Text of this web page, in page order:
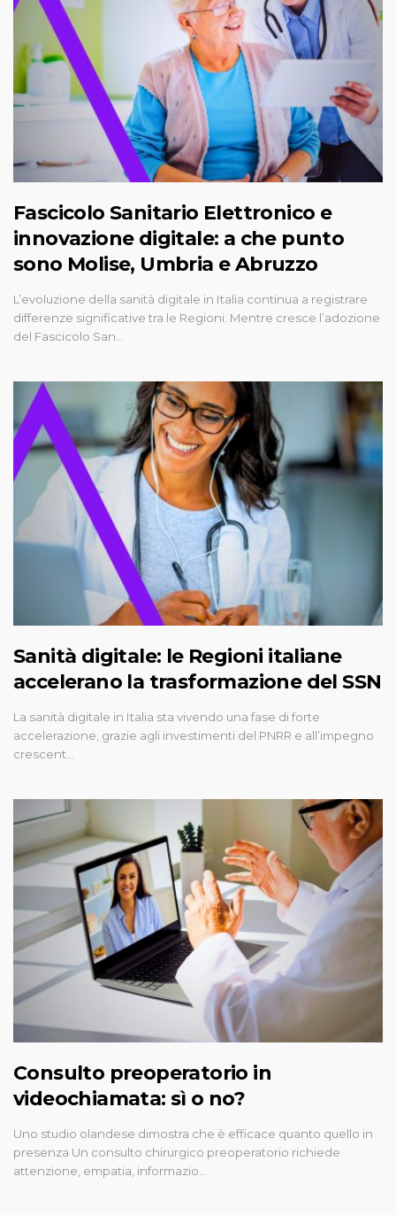
Fascicolo Sanitario Elettronico e
innovazione digitale: a che punto
sono Molise, Umbria e Abruzzo
L’evoluzione della sanità digitale in Italia continua a registrare
differenze significative tra le Regioni. Mentre cresce l’adozione
del Fascicolo San…
Sanità digitale: le Regioni italiane
accelerano la trasformazione del SSN
La sanità digitale in Italia sta vivendo una fase di forte
accelerazione, grazie agli investimenti del PNRR e all’impegno
crescent…
Consulto preoperatorio in
videochiamata: sì o no?
Uno studio olandese dimostra che è efficace quanto quello in
presenza Un consulto chirurgico preoperatorio richiede
attenzione, empatia, informazio…